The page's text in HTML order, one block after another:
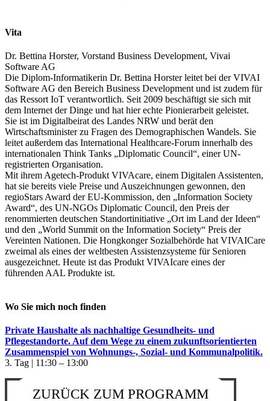
Vita
Dr. Bettina Horster, Vorstand Business Development, Vivai
Software AG
Die Diplom-Informatikerin Dr. Bettina Horster leitet bei der VIVAI
Software AG den Bereich Business Development und ist zudem für
das Ressort IoT verantwortlich. Seit 2009 beschäftigt sie sich mit
dem Internet der Dinge und hat hier echte Pionierarbeit geleistet.
Sie ist im Digitalbeirat des Landes NRW und berät den
Wirtschaftsminister zu Fragen des Demographischen Wandels. Sie
leitet außerdem das International Healthcare-Forum innerhalb des
internationalen Think Tanks „Diplomatic Council“, einer UN-
registrierten Organisation.
Mit ihrem Agetech-Produkt VIVAcare, einem Digitalen Assistenten,
hat sie bereits viele Preise und Auszeichnungen gewonnen, den
regioStars Award der EU-Kommission, den „Information Society
Award“, des UN-NGOs Diplomatic Council, den Preis der
renommierten deutschen Standortinitiative „Ort im Land der Ideen“
und den „World Summit on the Information Society“ Preis der
Vereinten Nationen. Die Hongkonger Sozialbehörde hat VIVAICare
zweimal als eines der weltbesten Assistenzsysteme für Senioren
ausgezeichnet. Heute ist das Produkt VIVAIcare eines der
führenden AAL Produkte ist.
Wo Sie mich noch finden
Private Haushalte als nachhaltige Gesundheits- und
Pflegestandorte. Auf dem Wege zu einem zukunftsorientierten
Zusammenspiel von Wohnungs-, Sozial- und Kommunalpolitik.
3. Tag | 11:30 – 13:00
ZURÜCK ZUM PROGRAMM